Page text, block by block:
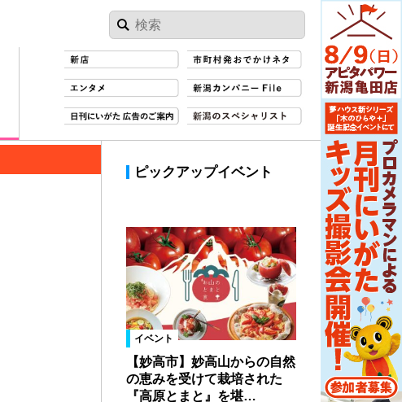
ピックアップイベント
イベント
【妙高市】妙高山からの自然
の恵みを受けて栽培された
『高原とまと』を堪…